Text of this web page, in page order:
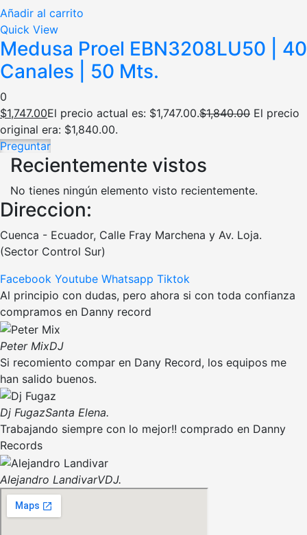
Añadir al carrito
Quick View
Medusa Proel EBN3208LU50 | 40
Canales | 50 Mts.
0
$1,747.00El precio actual es: $1,747.00.$1,840.00 El precio
original era: $1,840.00.
Preguntar
Recientemente vistos
No tienes ningún elemento visto recientemente.
Direccion:
Cuenca - Ecuador, Calle Fray Marchena y Av. Loja.
(Sector Control Sur)
Facebook Youtube Whatsapp Tiktok
Al principio con dudas, pero ahora si con toda confianza
compramos en Danny record
Peter MixDJ
Si recomiento compar en Dany Record, los equipos me
han salido buenos.
Dj FugazSanta Elena.
Trabajando siempre con lo mejor!! comprado en Danny
Records
Alejandro LandivarVDJ.